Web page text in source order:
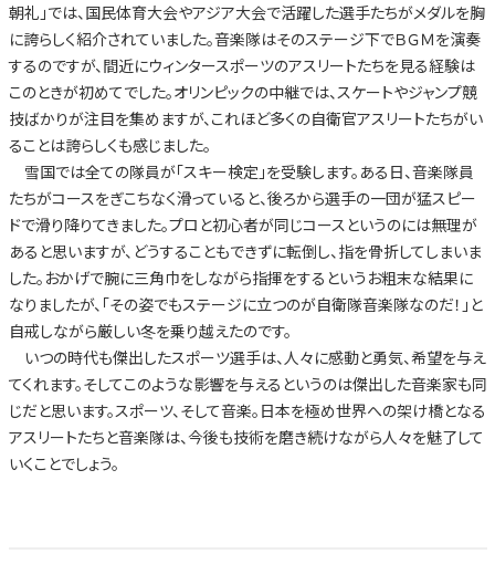
朝礼」では、国民体育大会やアジア大会で活躍した選手たちがメダルを胸
に誇らしく紹介されていました。音楽隊はそのステージ下でＢＧＭを演奏
するのですが、間近にウィンタースポーツのアスリートたちを見る経験は
このときが初めてでした。オリンピックの中継では、スケートやジャンプ競
技ばかりが注目を集めますが、これほど多くの自衛官アスリートたちがい
ることは誇らしくも感じました。
雪国では全ての隊員が「スキー検定」を受験します。ある日、音楽隊員
たちがコースをぎこちなく滑っていると、後ろから選手の一団が猛スピー
ドで滑り降りてきました。プロと初心者が同じコースというのには無理が
あると思いますが、どうすることもできずに転倒し、指を骨折してしまいま
した。おかげで腕に三角巾をしながら指揮をするというお粗末な結果に
なりましたが、「その姿でもステージに立つのが自衛隊音楽隊なのだ！」と
自戒しながら厳しい冬を乗り越えたのです。
いつの時代も傑出したスポーツ選手は、人々に感動と勇気、希望を与え
てくれます。そしてこのような影響を与えるというのは傑出した音楽家も同
じだと思います。スポーツ、そして音楽。日本を極め世界への架け橋となる
アスリートたちと音楽隊は、今後も技術を磨き続けながら人々を魅了して
いくことでしょう。